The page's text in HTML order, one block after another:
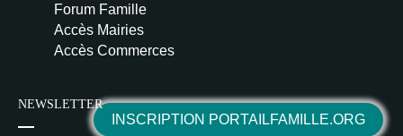
INSCRIPTION PORTAILFAMILLE.ORG
Forum Famille
Accès Mairies
Accès Commerces
NEWSLETTER